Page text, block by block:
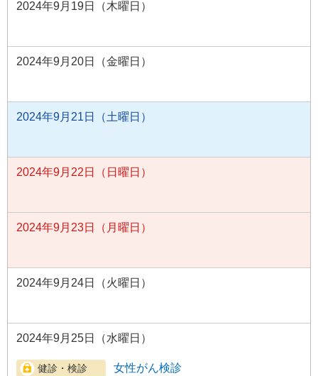
2024年9月19日（木曜日）
2024年9月20日（金曜日）
2024年9月21日（土曜日）
2024年9月22日（日曜日）
2024年9月23日（月曜日）
2024年9月24日（火曜日）
2024年9月25日（水曜日）
女性がん検診